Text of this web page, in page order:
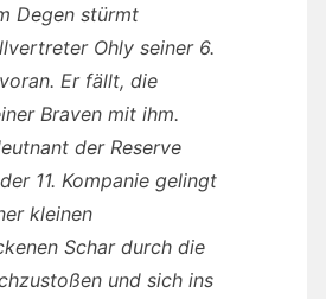
Degen stürmt
Ohly seiner 6.
Er fällt, die
Braven mit ihm.
der Reserve
11. Kompanie gelingt
kleinen
Schar durch die
und sich ins